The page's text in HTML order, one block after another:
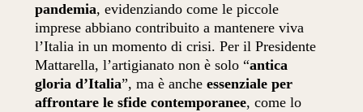
pandemia, evidenziando come le piccole
imprese abbiano contribuito a mantenere viva
l’Italia in un momento di crisi. Per il Presidente
Mattarella, l’artigianato non è solo “antica
gloria d’Italia”, ma è ancheessenziale per
affrontare le sfide contemporanee, come lo